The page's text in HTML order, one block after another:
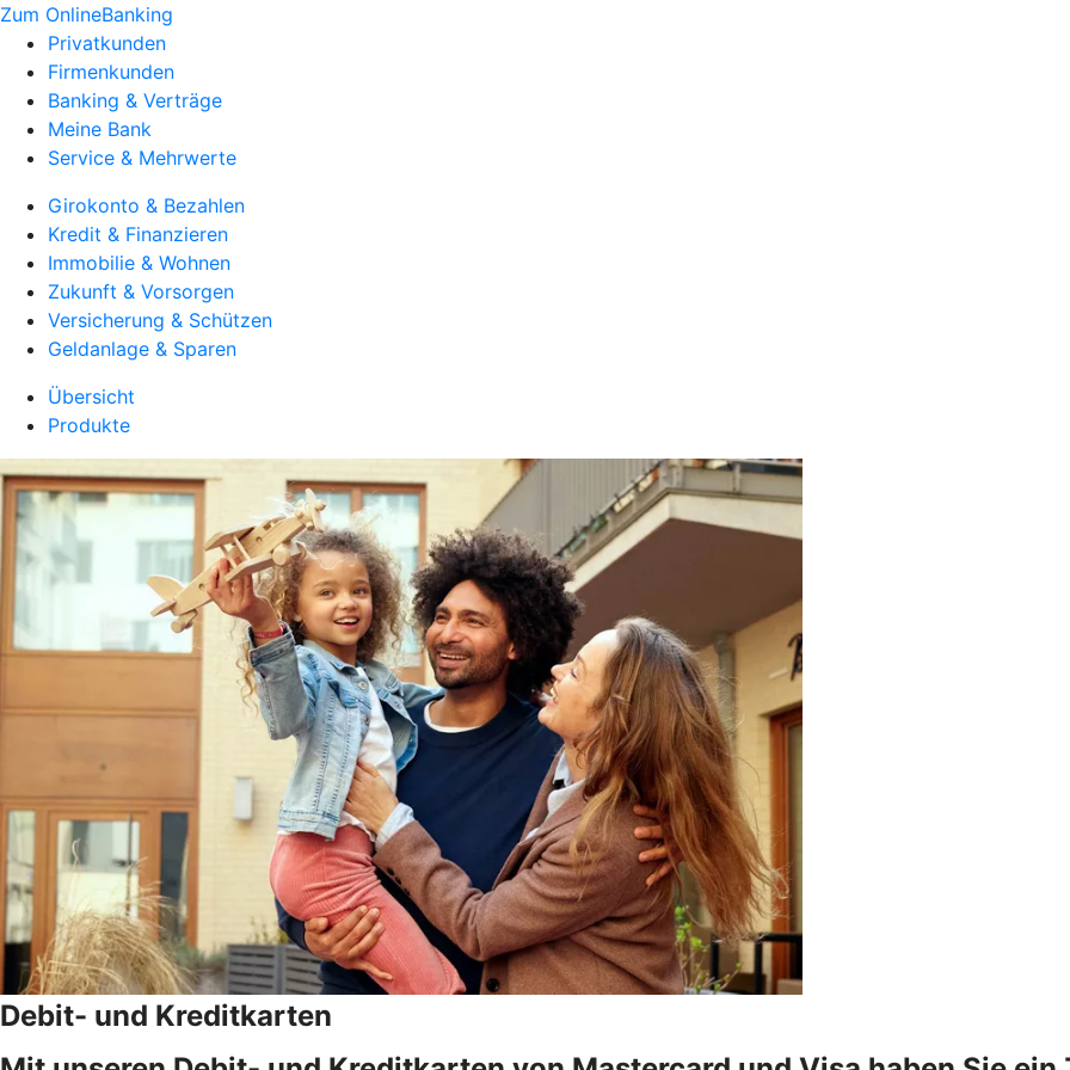
Zum OnlineBanking
Privatkunden
Firmenkunden
Banking & Verträge
Meine Bank
Service & Mehrwerte
Girokonto & Bezahlen
Kredit & Finanzieren
Immobilie & Wohnen
Zukunft & Vorsorgen
Versicherung & Schützen
Geldanlage & Sparen
Übersicht
Produkte
Debit- und Kreditkarten